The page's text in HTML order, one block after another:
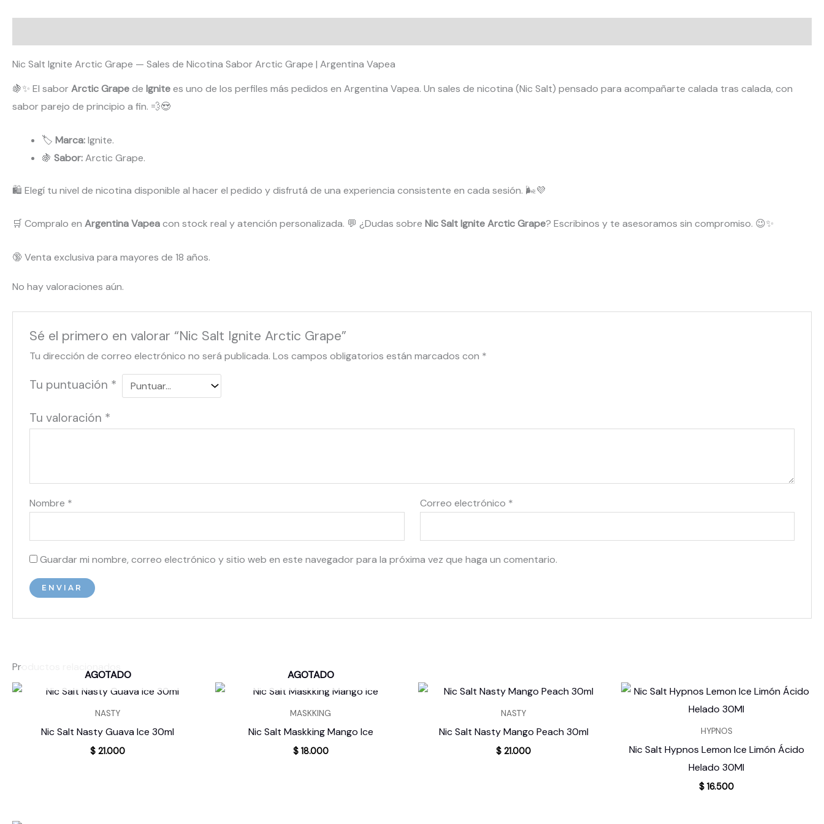
Nic Salt Ignite Arctic Grape — Sales de Nicotina Sabor Arctic Grape | Argentina Vapea
🍇✨ El saborArctic Grapede Ignitees uno de los perfiles más pedidos en Argentina Vapea. Un sales de nicotina (Nic Salt) pensado para acompañarte calada tras calada, con
sabor parejo de principio a fin. 💨😍
🏷️ Marca:Ignite.
🍇 Sabor:Arctic Grape.
🛍️ Elegí tu nivel de nicotina disponible al hacer el pedido y disfrutá de una experiencia consistente en cada sesión. 🌬️💜
🛒 Compralo en Argentina Vapeacon stock real y atención personalizada. 💬 ¿Dudas sobre Nic Salt Ignite Arctic Grape? Escribinos y te asesoramos sin compromiso. 😉✨
🔞 Venta exclusiva para mayores de 18 años.
No hay valoraciones aún.
Sé el primero en valorar “Nic Salt Ignite Arctic Grape”
Tu dirección de correo electrónico no será publicada. Los campos obligatorios están marcados con *
Tu puntuación *
Tu valoración *
Nombre * Correo electrónico *
Guardar mi nombre, correo electrónico y sitio web en este navegador para la próxima vez que haga un comentario.
Productos relacionados
AGOTADO
NASTY
Nic Salt Nasty Guava Ice 30ml
$ 21.000
AGOTADO
MASKKING
Nic Salt Maskking Mango Ice
$18.000
NASTY
Nic Salt Nasty Mango Peach 30ml
$ 21.000
HYPNOS
Nic Salt Hypnos Lemon Ice Limón Ácido
Helado 30Ml
$ 16.500